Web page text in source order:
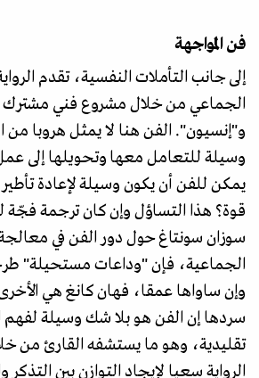
فن المواجهة
إلى جانب التأملات النفسية، تقدم
الجماعي من خلال مشروع فني مشترك
و"إنسيون". الفن هنا لا يمثل هروبا
وسيلة للتعامل معها وتحويلها إلى
يمكن للفن أن يكون وسيلة لإعادة تأطير
قوة؟ هذا التساؤل وإن كان ترجمة
سوزان سونتاغ حول دور الفن في
الجماعية، فإن "وداعات مستحيلة"
وإن ساواها عمقا، فهان كانغ هي
سردها إن الفن هو بلا شك وسيلة لفهم
تقليدية، وهو ما يستشفه القارئ من
الرواية سعيا لإيجاد التوازن بين